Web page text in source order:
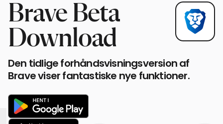
Brave Beta
Download
Den tidlige forhåndsvisningsversion af
Brave viser fantastiske nye funktioner.